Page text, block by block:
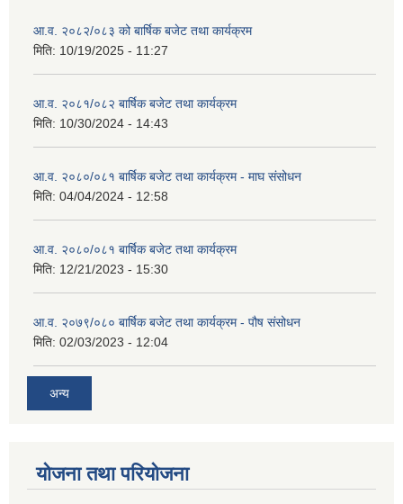
आ.व. २०८२/०८३ को बार्षिक बजेट तथा कार्यक्रम
मिति: 10/19/2025 - 11:27
आ.व. २०८१/०८२ बार्षिक बजेट तथा कार्यक्रम
मिति: 10/30/2024 - 14:43
आ.व. २०८०/०८१ बार्षिक बजेट तथा कार्यक्रम - माघ संसोधन
मिति: 04/04/2024 - 12:58
आ.व. २०८०/०८१ बार्षिक बजेट तथा कार्यक्रम
मिति: 12/21/2023 - 15:30
आ.व. २०७९/०८० बार्षिक बजेट तथा कार्यक्रम - पौष संसोधन
मिति: 02/03/2023 - 12:04
अन्य
योजना तथा परियोजना